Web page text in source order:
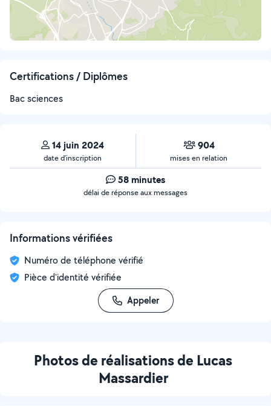
Certifications / Diplômes
Bac sciences
14 juin 2024
date d’inscription
904
mises en relation
58 minutes
délai de réponse aux messages
Informations vérifiées
Numéro de téléphone vérifié
Pièce d'identité vérifiée
Appeler
Photos de réalisations de Lucas
Massardier